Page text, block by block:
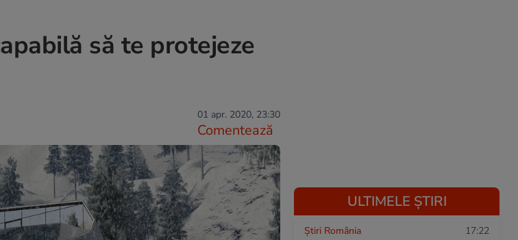
să te protejeze
01 apr. 2020, 23:30
Comentează
ULTIMELE ȘTIRI
Știri România 17:22